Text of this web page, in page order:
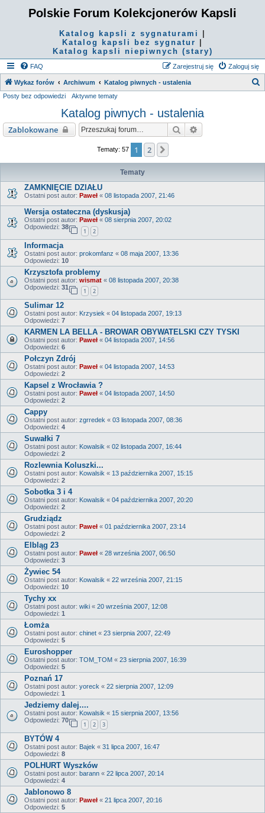
Polskie Forum Kolekcjonerów Kapsli
Katalog kapsli z sygnaturami
Katalog kapsli bez sygnatur
Katalog kapsli niepiwnych (stary)
FAQ Zaloguj się
Zarejestruj się
Wykaz forów Archiwum Katalog piwnych - ustalenia
Posty bez odpowiedzi Aktywne tematy
Katalog piwnych - ustalenia
Zablokowane Szukaj
Tematy: 57 1 2
Tematy
ZAMKNIĘCIE DZIAŁU
Ostatni post autor: Paweł « 08 listopada 2007, 21:46
Wersja ostateczna (dyskusja)
Ostatni post autor: Paweł « 08 sierpnia 2007, 20:02
Odpowiedzi: 38
1 2
Informacja
Ostatni post autor: prokomfanz « 08 maja 2007, 13:36
Odpowiedzi: 10
Krzysztofa problemy
Ostatni post autor: wismat « 08 listopada 2007, 20:38
Odpowiedzi: 31
1 2
Sulimar 12
Ostatni post autor: Krzysiek « 04 listopada 2007, 19:13
Odpowiedzi: 7
KARMEN LA BELLA - BROWAR OBYWATELSKI CZY TYSKI
Ostatni post autor: Paweł « 04 listopada 2007, 14:56
Odpowiedzi: 6
Połczyn Zdrój
Ostatni post autor: Paweł « 04 listopada 2007, 14:53
Odpowiedzi: 2
Kapsel z Wrocławia ?
Ostatni post autor: Paweł « 04 listopada 2007, 14:50
Odpowiedzi: 2
Cappy
Ostatni post autor: zgrredek « 03 listopada 2007, 08:36
Odpowiedzi: 4
Suwałki 7
Ostatni post autor: Kowalsik « 02 listopada 2007, 16:44
Odpowiedzi: 2
Rozlewnia Koluszki...
Ostatni post autor: Kowalsik « 13 października 2007, 15:15
Odpowiedzi: 2
Sobotka 3 i 4
Ostatni post autor: Kowalsik « 04 października 2007, 20:20
Odpowiedzi: 2
Grudziądz
Ostatni post autor: Paweł « 01 października 2007, 23:14
Odpowiedzi: 2
Elbląg 23
Ostatni post autor: Paweł « 28 września 2007, 06:50
Odpowiedzi: 3
Żywiec 54
Ostatni post autor: Kowalsik « 22 września 2007, 21:15
Odpowiedzi: 10
Tychy xx
Ostatni post autor: wiki « 20 września 2007, 12:08
Odpowiedzi: 1
Łomża
Ostatni post autor: chinet « 23 sierpnia 2007, 22:49
Odpowiedzi: 5
Euroshopper
Ostatni post autor: TOM_TOM « 23 sierpnia 2007, 16:39
Odpowiedzi: 5
Poznań 17
Ostatni post autor: yoreck « 22 sierpnia 2007, 12:09
Odpowiedzi: 1
Jedziemy dalej....
Ostatni post autor: Kowalsik « 15 sierpnia 2007, 13:56
Odpowiedzi: 70
1 2 3
BYTÓW 4
Ostatni post autor: Bajek « 31 lipca 2007, 16:47
Odpowiedzi: 8
POLHURT Wyszków
Ostatni post autor: barann « 22 lipca 2007, 20:14
Odpowiedzi: 4
Jablonowo 8
Ostatni post autor: Paweł « 21 lipca 2007, 20:16
Odpowiedzi: 5